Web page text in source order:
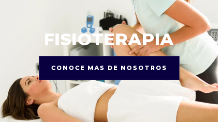
FISIOTERAPIA
CONOCE MAS DE NOSOTROS